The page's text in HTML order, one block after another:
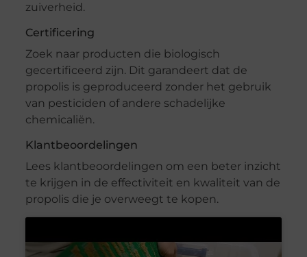
zuiverheid.
Certificering
Zoek naar producten die biologisch
gecertificeerd zijn. Dit garandeert dat de
propolis is geproduceerd zonder het gebruik
van pesticiden of andere schadelijke
chemicaliën.
Klantbeoordelingen
Lees klantbeoordelingen om een beter inzicht
te krijgen in de effectiviteit en kwaliteit van de
propolis die je overweegt te kopen.